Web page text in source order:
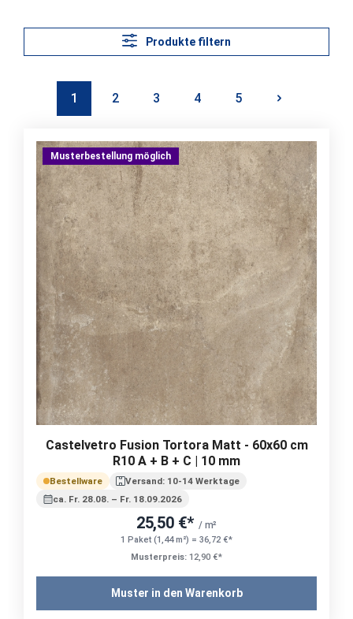
Produkte filtern
Seite
1
Seite
2
Seite
3
Seite
4
Seite
5
Musterbestellung möglich
Castelvetro Fusion Tortora Matt - 60x60 cm
R10 A + B + C | 10 mm
Bestellware
Versand: 10-14 Werktage
ca. Fr. 28.08. – Fr. 18.09.2026
25,50 €* / m²
1 Paket (1,44 m²) = 36,72 €*
Musterpreis: 12,90 €*
Muster in den Warenkorb